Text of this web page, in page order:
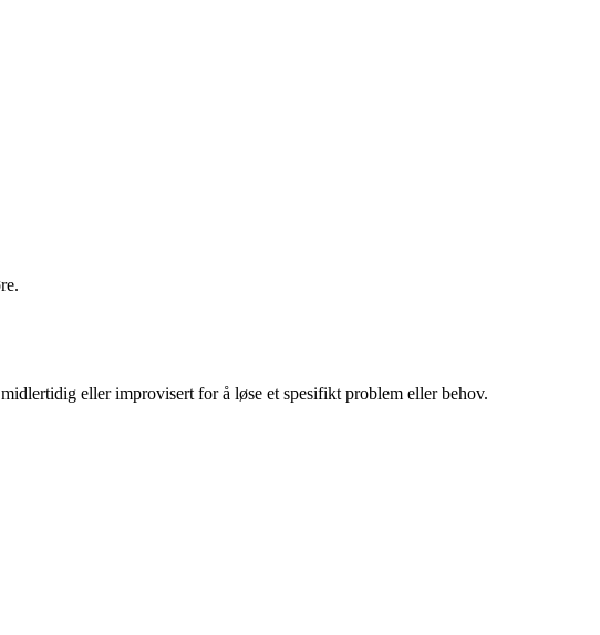
eller improvisert for å løse et spesifikt problem eller behov.